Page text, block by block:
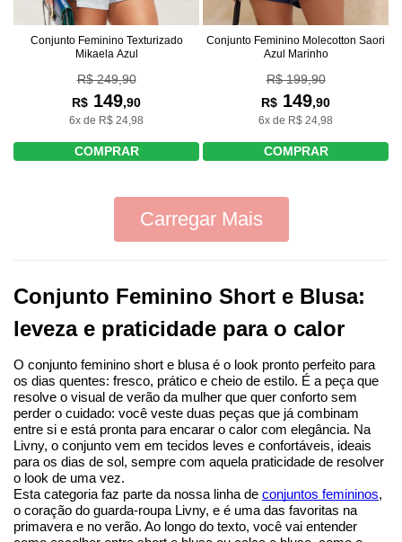
Conjunto Feminino Texturizado
Mikaela Azul
R$ 249,90
R$ 149,90
6x de R$ 24,98
COMPRAR
Conjunto Feminino Molecotton Saori
Azul Marinho
R$ 199,90
R$ 149,90
6x de R$ 24,98
COMPRAR
Carregar Mais
Conjunto Feminino Short e Blusa:
leveza e praticidade para o calor
O conjunto feminino short e blusa é o look pronto perfeito para
os dias quentes: fresco, prático e cheio de estilo. É a peça que
resolve o visual de verão da mulher que quer conforto sem
perder o cuidado: você veste duas peças que já combinam
entre si e está pronta para encarar o calor com elegância. Na
Livny, o conjunto vem em tecidos leves e confortáveis, ideais
para os dias de sol, sempre com aquela praticidade de resolver
o look de uma vez.
Esta categoria faz parte da nossa linha de conjuntos femininos,
o coração do guarda-roupa Livny, e é uma das favoritas na
primavera e no verão. Ao longo do texto, você vai entender